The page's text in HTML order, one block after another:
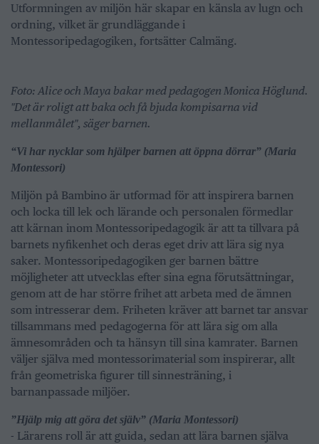
Utformningen av miljön här skapar en känsla av lugn och
ordning, vilket är grundläggande i
Montessoripedagogiken, fortsätter Calmäng.
Foto: Alice och Maya bakar med pedagogen Monica Höglund.
"Det är roligt att baka och få bjuda kompisarna vid
mellanmålet", säger barnen.
“Vi har nycklar som hjälper barnen att öppna dörrar” (Maria
Montessori)
Miljön på Bambino är utformad för att inspirera barnen
och locka till lek och lärande och personalen förmedlar
att kärnan inom Montessoripedagogik är att ta tillvara på
barnets nyfikenhet och deras eget driv att lära sig nya
saker. Montessoripedagogiken ger barnen bättre
möjligheter att utvecklas efter sina egna förutsättningar,
genom att de har större frihet att arbeta med de ämnen
som intresserar dem. Friheten kräver att barnet tar ansvar
tillsammans med pedagogerna för att lära sig om alla
ämnesområden och ta hänsyn till sina kamrater. Barnen
väljer själva med montessorimaterial som inspirerar, allt
från geometriska figurer till sinnesträning, i
barnanpassade miljöer.
”Hjälp mig att göra det själv” (Maria Montessori)
- Lärarens roll är att guida, sedan att lära barnen själva